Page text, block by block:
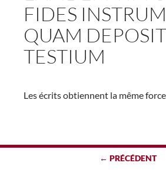
FIDES
QUAM
TESTIUM
Les écrits obtiennent la même
← PRÉCÉDENT